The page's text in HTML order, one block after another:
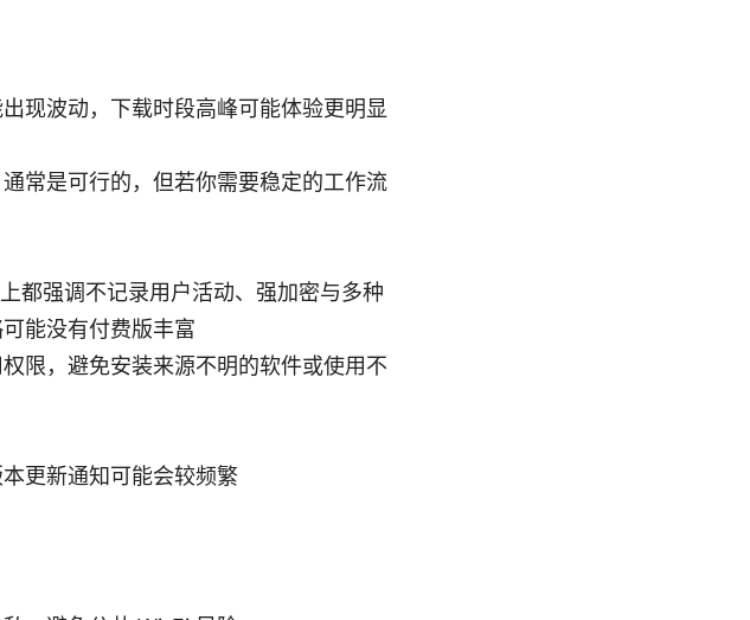
现波动，下载时段高峰可能体验更明显
常是可行的，但若你需要稳定的工作流
都强调不记录用户活动、强加密与多种
能没有付费版丰富
限，避免安装来源不明的软件或使用不
更新通知可能会较频繁